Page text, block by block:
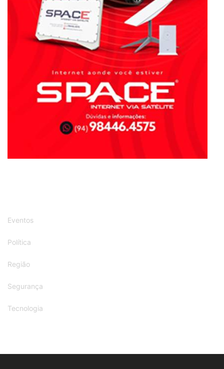
Eventos
Política
Região
Segurança
Tecnologia